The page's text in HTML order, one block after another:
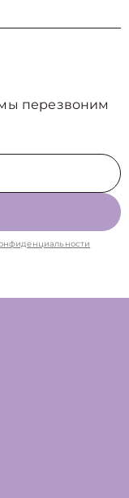
перезвоним